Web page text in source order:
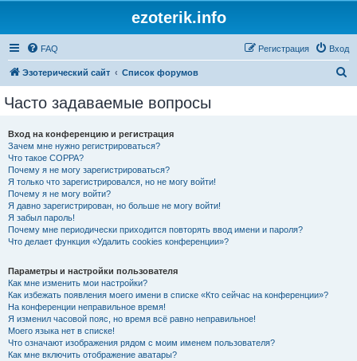
ezoterik.info
FAQ Вход
Регистрация
Эзотерический сайт Список форумов
Часто задаваемые вопросы
Вход на конференцию и регистрация
Зачем мне нужно регистрироваться?
Что такое COPPA?
Почему я не могу зарегистрироваться?
Я только что зарегистрировался, но не могу войти!
Почему я не могу войти?
Я давно зарегистрирован, но больше не могу войти!
Я забыл пароль!
Почему мне периодически приходится повторять ввод имени и пароля?
Что делает функция «Удалить cookies конференции»?
Параметры и настройки пользователя
Как мне изменить мои настройки?
Как избежать появления моего имени в списке «Кто сейчас на конференции»?
На конференции неправильное время!
Я изменил часовой пояс, но время всё равно неправильное!
Моего языка нет в списке!
Что означают изображения рядом с моим именем пользователя?
Как мне включить отображение аватары?